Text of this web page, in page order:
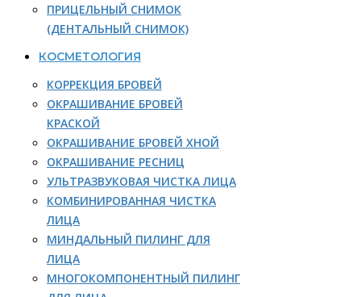
ПРИЦЕЛЬНЫЙ СНИМОК
(ДЕНТАЛЬНЫЙ СНИМОК)
КОСМЕТОЛОГИЯ
КОРРЕКЦИЯ БРОВЕЙ
ОКРАШИВАНИЕ БРОВЕЙ
КРАСКОЙ
ОКРАШИВАНИЕ БРОВЕЙ ХНОЙ
ОКРАШИВАНИЕ РЕСНИЦ
УЛЬТРАЗВУКОВАЯ ЧИСТКА ЛИЦА
КОМБИНИРОВАННАЯ ЧИСТКА
ЛИЦА
МИНДАЛЬНЫЙ ПИЛИНГ ДЛЯ
ЛИЦА
МНОГОКОМПОНЕНТНЫЙ ПИЛИНГ